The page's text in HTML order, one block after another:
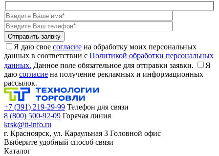
Я даю свое согласие на обработку моих персональных
данных в соответствии с Политикой обработки персональных
данных. Данное поле обязательное для отправки заявки.
Я
даю согласие на получение рекламных и информационных
рассылок.
+7 (391) 219-29-99 Телефон для связи
8 (800) 500-92-09 Горячая линия
krsk@tt-info.ru
г. Красноярск, ул. Караульная 3 Головной офис
Выберите удобный способ связи
Каталог